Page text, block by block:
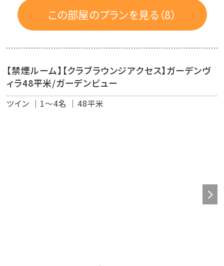
■設備と備品
液晶テレビ／エアコン／衛星放送／電話／2ドア冷蔵庫／
リエナイフ／室内用スリッパ／ウォシュレット／客室内金庫
ール／加湿機能付き空気清浄機
■ルームアメニティ
この部屋のプランを見る（8）
【禁煙ルーム】【クラブラウンジアクセス】ガーデンヴ
ィラ48平米/ガーデンビュー
ツイン 1～4名 48平米